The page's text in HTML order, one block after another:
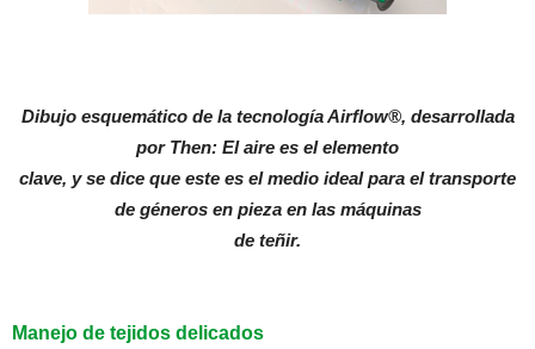
Dibujo esquemático de la tecnología Airflow®, desarrollada
por Then: El aire es el elemento
clave, y se dice que este es el medio ideal para el transporte
de géneros en pieza en las máquinas
de teñir.
Manejo de tejidos delicados